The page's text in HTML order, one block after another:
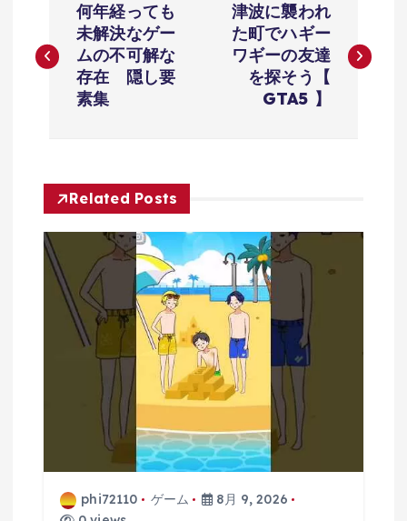
稿
ナ
ゲ
ー
シ
ョ
何年経っても
未解決なゲー
ムの不可解な
存在 隠し要
素集
津波に襲われ
た町でハギー
ワギーの友達
を探そう【
GTA5 】
Related Posts
phi72110 ゲーム
8月 9, 2026